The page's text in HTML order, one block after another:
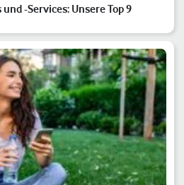
-Services: Unsere Top 9